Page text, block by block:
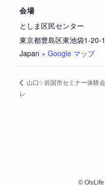
会場
としま区民センター
東京都豊島区東池袋1-
Japan + Google マップ
山口✨岩国市セミナー体験
レ
©